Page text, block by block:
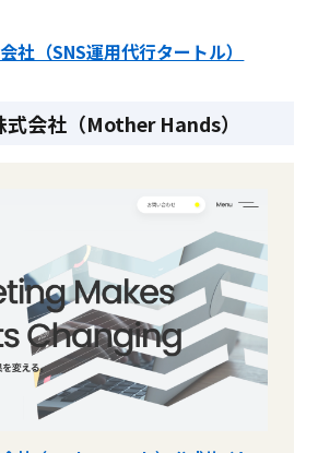
社（SNS運用代行タートル）
会社（Mother Hands）